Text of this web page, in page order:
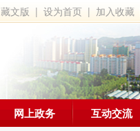
藏文版 |设为首页 | 加入收藏
网上政务 互动交流